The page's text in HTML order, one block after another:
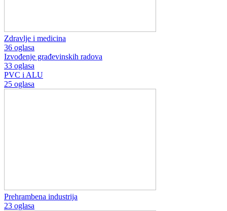
Zdravlje i medicina
36 oglasa
Izvođenje građevinskih radova
33 oglasa
PVC i ALU
25 oglasa
Prehrambena industrija
23 oglasa